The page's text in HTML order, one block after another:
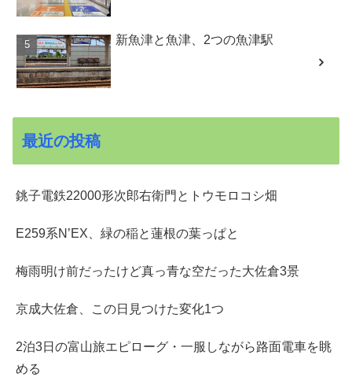
新魚津と魚津、2つの魚津駅
最近の投稿
銚子電鉄22000形次郎右衛門とトウモロコシ畑
E259系N’EX、緑の稲と蓮根の葉っぱと
梅雨明け前だったけど真っ青な空だった大佐倉3景
京成大佐倉、この日見つけた変化1つ
2泊3日の富山旅エピローグ・一服しながら路面電車を眺
める